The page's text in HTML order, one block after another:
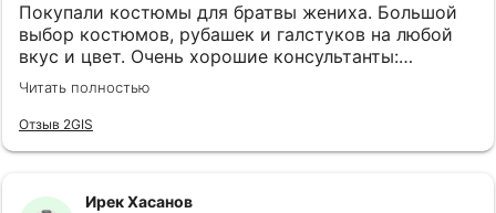
Покупали костюмы для братвы жениха. Большой
выбор костюмов, рубашек и галстуков на любой
вкус и цвет. Очень хорошие консультанты:
клиентоориентированы, эмпатичны, симпатичны, с
хорошим вкусом. Огромная благодарность
консультантам Анне и Ляле! Также наливают чай,
Читать полностью
Отзыв 2GIS
Ирек Хасанов